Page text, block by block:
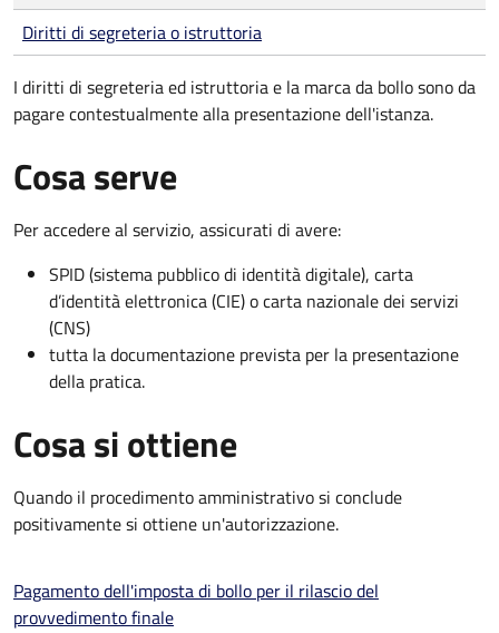
Diritti di segreteria o istruttoria
I diritti di segreteria ed istruttoria e la marca da bollo sono da
pagare contestualmente alla presentazione dell'istanza.
Cosa serve
Per accedere al servizio, assicurati di avere:
SPID (sistema pubblico di identità digitale), carta
d’identità elettronica (CIE) o carta nazionale dei servizi
(CNS)
tutta la documentazione prevista per la presentazione
della pratica.
Cosa si ottiene
Quando il procedimento amministrativo si conclude
positivamente si ottiene un'autorizzazione.
Pagamento dell'imposta di bollo per il rilascio del
provvedimento finale